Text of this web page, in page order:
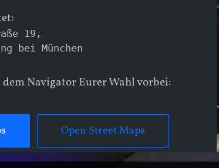
19,
bei München
Navigator Eurer Wahl vorbei:
Open Street Maps